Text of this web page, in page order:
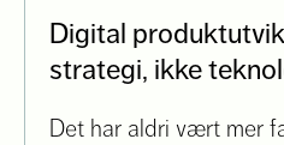
Digital
strategi, ikke
Det har aldri vært mer